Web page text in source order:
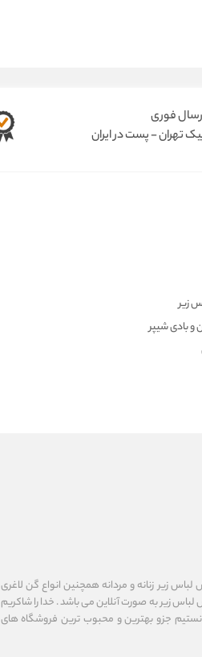
فوری
تهران - پست در ایران
زیر
و بادی شیپر
خود را از سال 1390 در زمینه فروش لباس زیر زنانه و مردانه همچنین انواع گن لاغری
لباس زیر به صورت آنلاین می باشد . خدا را شاکریم
جزو بهترین و محبوب ترین فروشگاه های